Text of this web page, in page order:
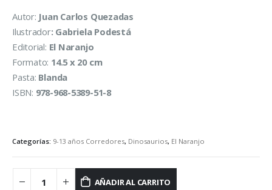
Autor: Juan Carlos Quezadas
Ilustrador: Gabriela Podestá
Editorial: El Naranjo
Formato: 14.5 x 20 cm
Pasta: Blanda
ISBN: 978-968-5389-51-8
Categorías: 9-13 años Corredores, Dinosaurios, El Naranjo
AÑADIR AL CARRITO